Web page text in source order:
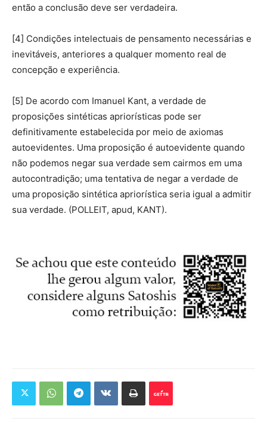
então a conclusão deve ser verdadeira.
[4] Condições intelectuais de pensamento necessárias e
inevitáveis, anteriores a qualquer momento real de
concepção e experiência.
[5] De acordo com Imanuel Kant, a verdade de
proposições sintéticas apriorísticas pode ser
definitivamente estabelecida por meio de axiomas
autoevidentes. Uma proposição é autoevidente quando
não podemos negar sua verdade sem cairmos em uma
autocontradição; uma tentativa de negar a verdade de
uma proposição sintética apriorística seria igual a admitir
sua verdade. (POLLEIT, apud, KANT).